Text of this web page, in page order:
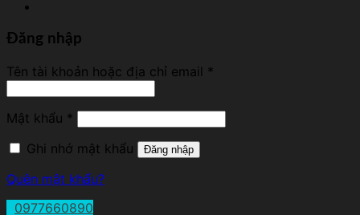
Đăng nhập
Tên tài khoản hoặc địa chỉ email *
Mật khẩu *
Ghi nhớ mật khẩu
Đăng nhập
Quên mật khẩu?
0977660890